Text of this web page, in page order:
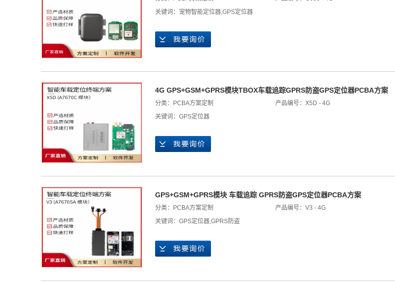
关键词： 宠物智能定位器,GPS定位器
4G GPS+GSM+GPRS模块TBOX车载追踪GPRS防盗GPS定位器PCBA方案
分类： PCBA方案定制 产品编号：X5D - 4G
关键词： GPS定位器
GPS+GSM+GPRS模块 车载追踪 GPRS防盗GPS定位器PCBA方案
分类： PCBA方案定制 产品编号：V3 - 4G
关键词： GPS定位器,GPRS防盗